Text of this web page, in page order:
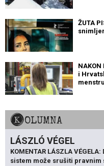
ŽUTA
NAKON
i
KOLUMNA
LÁSZLÓ VÉGEL
KOMENTAR LÁSZLA
sistem može srušiti pravnim